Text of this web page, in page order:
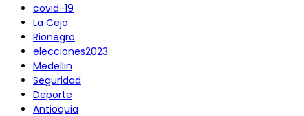
covid-19
La Ceja
Rionegro
elecciones2023
Medellin
Seguridad
Deporte
Antioquia